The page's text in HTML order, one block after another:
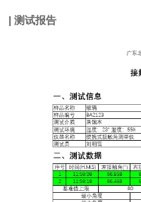
| 测试报告